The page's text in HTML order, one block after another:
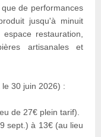
de performances
jusqu'à minuit
restauration,
artisanales et
30 juin 2026) :
de 27€ plein tarif).
sept.) à 13€ (au lieu